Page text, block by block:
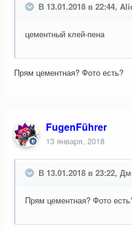
В 13.01.2018 в 22:44,
цементный клей-пена
Прям цементная? Фото есть?
FugenFührer
13 января, 2018
В 13.01.2018 в 23:22,
Прям цементная? Фото